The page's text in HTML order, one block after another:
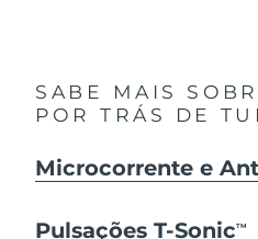
SABE MAIS
POR TRÁS DE
Microcorrente e
Pulsações T-SonicTM
Letônia
Líbano